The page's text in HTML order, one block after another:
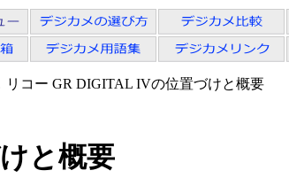
リコー GR DIGITAL IVの位置づけと概要
と概要